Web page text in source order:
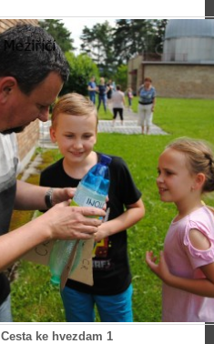
Cesta ke hvezdam 1